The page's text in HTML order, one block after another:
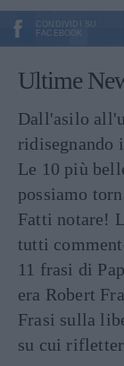
CONDIVIDI SU
FACEBOOK
Ultime
Dall'asilo
ridisegnando
Le 10 più
possiamo
Fatti notare!
tutti
11 frasi di
era Robert
Frasi sulla
su cui